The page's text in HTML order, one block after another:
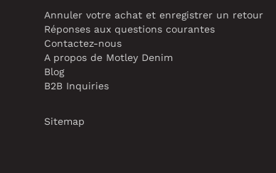
Annuler votre achat et enregistrer un retour
Réponses aux questions courantes
Contactez-nous
A propos de Motley Denim
Blog
B2B Inquiries
Sitemap